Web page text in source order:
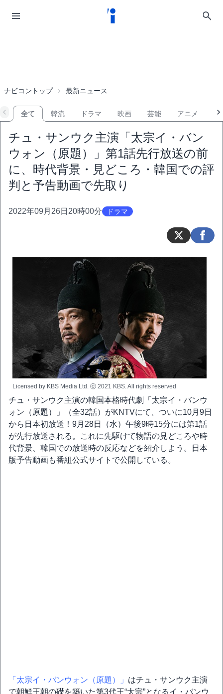
ナビコントップ 最新ニュース
全て 韓流 ドラマ 映画 芸能 アニメ
チュ・サンウク主演「太宗イ・バン
ウォン（原題）」第1話先行放送の前
に、時代背景・見どころ・韓国での評
判と予告動画で先取り
2022年09月26日20時00分 ドラマ
Licensed by KBS Media Ltd. ⓒ 2021 KBS. All rights reserved
チュ・サンウク主演の韓国本格時代劇「太宗イ・バンウ
ォン（原題）」（全32話）がKNTVにて、ついに10月9日
から日本初放送！9月28日（水）午後9時15分には第1話
が先行放送される。これに先駆けて物語の見どころや時
代背景、韓国での放送時の反応などを紹介しよう。日本
版予告動画も番組公式サイトで公開している。
「太宗イ・バンウォン（原題）」 はチュ・サンウク主演
で朝鮮王朝の礎を築いた第3代王“太宗”となるイ・バンウ